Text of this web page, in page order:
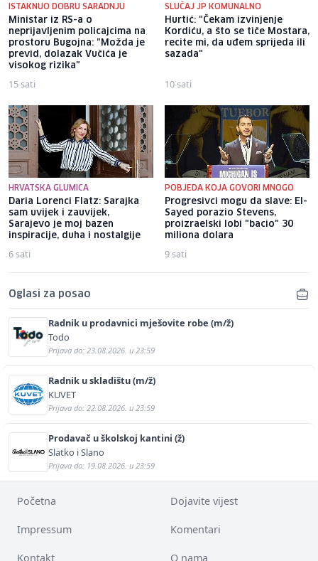
ISTAKNUO DOBRU SARADNJU
Ministar iz RS-a o
neprijavljenim policajcima na
prostoru Bugojna: "Možda je
previd, dolazak Vučića je
visokog rizika"
15 sati
SLUČAJ JP KOMUNALNO
Hurtić: "Čekam izvinjenje
Kordiću, a što se tiče Mostara,
recite mi, da uđem sprijeda ili
sazada"
10 sati
HRVATSKA GLUMICA
Daria Lorenci Flatz: Sarajka
sam uvijek i zauvijek,
Sarajevo je moj bazen
inspiracije, duha i nostalgije
6 sati
POBJEDA KOJA GOVORI MNOGO
Progresivci mogu da slave: El-
Sayed porazio Stevens,
proizraelski lobi "bacio" 30
miliona dolara
9 sati
Oglasi za posao
Radnik u prodavnici mješovite robe (m/ž)
Todo
Prijava do: 23.08.2026. u 23:59
Radnik u skladištu (m/ž)
KUVET
Prijava do: 22.08.2026. u 23:59
Prodavač u školskoj kantini (ž)
Slatko i Slano
Prijava do: 19.08.2026. u 23:59
Početna Dojavite vijest
Impressum Komentari
Kontakt O nama